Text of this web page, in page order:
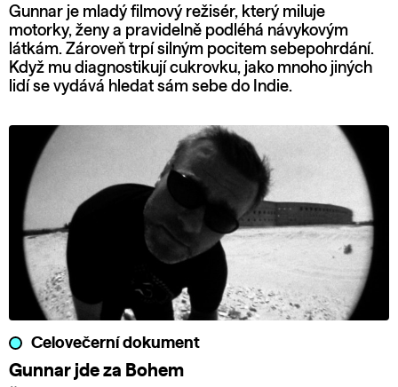
Gunnar je mladý filmový režisér, který miluje
motorky, ženy a pravidelně podléhá návykovým
látkám. Zároveň trpí silným pocitem sebepohrdání.
Když mu diagnostikují cukrovku, jako mnoho jiných
lidí se vydává hledat sám sebe do Indie.
Celovečerní dokument
Gunnar jde za Bohem